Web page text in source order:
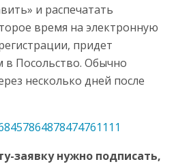
и распечатать
время на электронную
придет
Посольство. Обычно
несколько дней после
заявку нужно подписать,